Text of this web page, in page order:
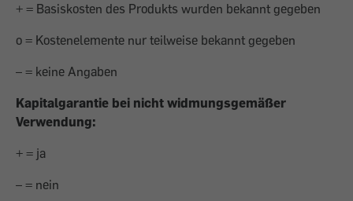
+ = Basiskosten des Produkts wurden bekannt gegeben
o = Kostenelemente nur teilweise bekannt gegeben
– = keine Angaben
Kapitalgarantie bei nicht widmungsgemäßer
Verwendung:
+ = ja
– = nein